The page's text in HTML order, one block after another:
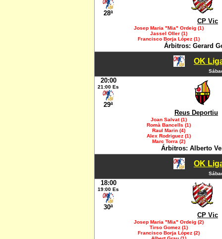
28ª
CP Vic
Josep Maria "Mia" Ordeig (1)
Jassel Oller (1)
Francisco Borja López (1)
Árbitros: Gerard
OK
20:00
21:00 Es
29ª
Reus Deportiu
Joan Salvat (1)
Romà Bancells (1)
Raul Marin (4)
Alex Rodriguez (1)
Marc Torra (2)
Árbitros: Alberto
OK
18:00
19:00 Es
30ª
CP Vic
Josep Maria "Mia" Ordeig (2)
Tirso Gomez (1)
Francisco Borja López (2)